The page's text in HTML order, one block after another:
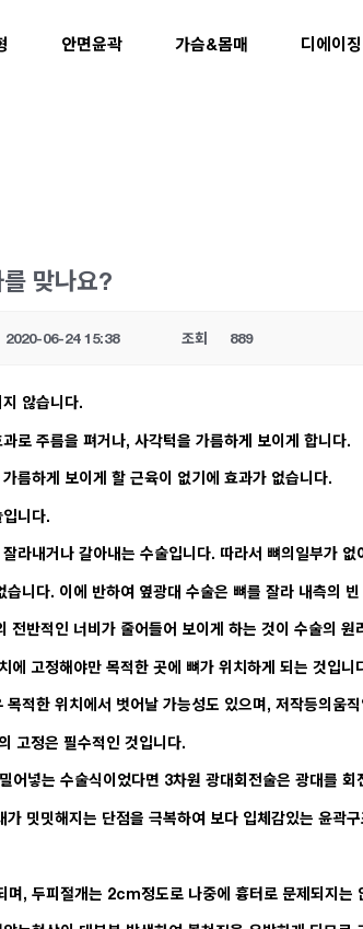
안면윤곽 가슴&몸매 디에이징
맞나요?
2020-06-24 15:38 조회 889
않습니다.
로 주름을 펴거나, 사각턱을 가름하게 보이게 합니다.
름하게 보이게 할 근육이 없기에 효과가 없습니다.
니다.
라내거나 갈아내는 수술입니다. 따라서 뼈의일부가 없
니다. 이에 반하여 옆광대 수술은 뼈를 잘라 내측의
전반적인 너비가 줄어들어 보이게 하는 것이 수술의 원
에 고정해야만 목적한 곳에 뼈가 위치하게 되는 것입니
적한 위치에서 벗어날 가능성도 있으며, 저작등의움직
고정은 필수적인 것입니다.
어넣는 수술식이었다면 3차원 광대회전술은 광대를 회
밋밋해지는 단점을 극복하여 보다 입체감있는 윤곽구
며, 두피절개는 2cm정도로 나중에 흉터로 문제되지는